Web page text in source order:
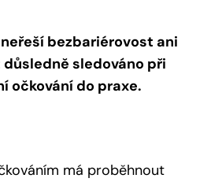
bezbariérovost ani
sledováno při
očkování do praxe.
má proběhnout